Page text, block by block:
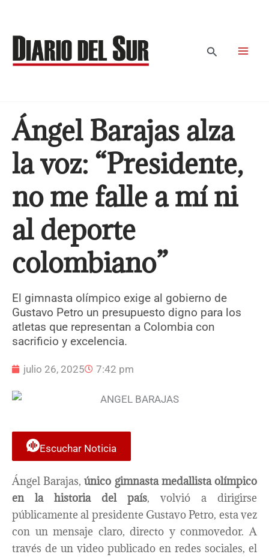
contenido
Buscar
Ángel Barajas alza
la voz: “Presidente,
no me falle a mí ni
al deporte
colombiano”
El gimnasta olímpico exige al gobierno de
Gustavo Petro un presupuesto digno para los
atletas que representan a Colombia con
sacrificio y excelencia.
julio 26, 2025 7:42 pm
Escuchar Noticia
Ángel Barajas,único gimnasta medallista olímpico
en la historia del país, volvió a dirigirse
públicamente al presidente Gustavo Petro, esta vez
con un mensaje claro, directo y conmovedor. A
través de un video publicado en redes sociales, el